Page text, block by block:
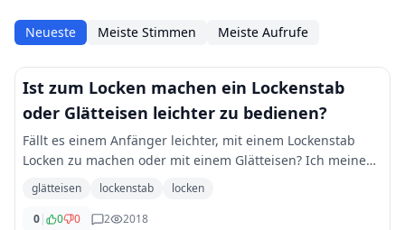
Neueste Meiste Stimmen Meiste Aufrufe
Ist zum Locken machen ein Lockenstab
oder Glätteisen leichter zu bedienen?
Fällt es einem Anfänger leichter, mit einem Lockenstab
Locken zu machen oder mit einem Glätteisen? Ich meine
wegen Verbrennungen, Haarschäden, Handhabung und
so.
glätteisen lockenstab
locken
0| 0 0 2
2018